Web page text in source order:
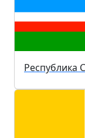
Республика